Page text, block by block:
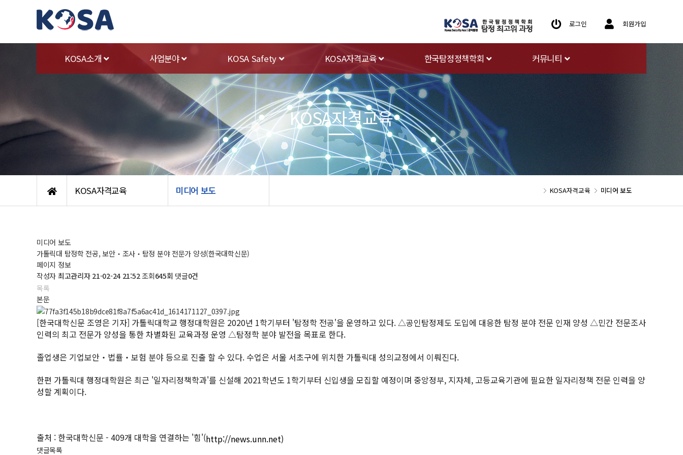
로그인 회원가입
KOSA소개 사업분야 KOSA Safety KOSA자격교육 한국탐정정책학회 커뮤니티
KOSA자격교육 미디어 보도 KOSA자격교육 미디어 보도
KOSA자격교육
미디어 보도
가톨릭대 탐정학 전공, 보안‧조사‧탐정 분야 전문가 양성(한국대학신문)
페이지 정보
작성자 최고관리자 21-02-24 21:52조회645회 댓글0건
목록
본문
[한국대학신문 조영은 기자] 가톨릭대학교 행정대학원은 2020년 1학기부터 '탐정학 전공'을 운영하고 있다. △공인탐정제도 도입에 대응한 탐정 분야 전문 인재 양성 △민간 전문조사
인력의 최고 전문가 양성을 통한 차별화된 교육과정 운영 △탐정학 분야 발전을 목표로 한다.
졸업생은 기업보안‧법률‧보험 분야 등으로 진출 할 수 있다. 수업은 서울 서초구에 위치한 가톨릭대 성의교정에서 이뤄진다.
한편 가톨릭대 행정대학원은 최근 '일자리정책학과'를 신설해 2021학년도 1학기부터 신입생을 모집할 예정이며 중앙정부, 지자체, 고등교육기관에 필요한 일자리정책 전문 인력을 양
성할 계획이다.
출처 : 한국대학신문 - 409개 대학을 연결하는 '힘'(http://news.unn.net)
댓글목록